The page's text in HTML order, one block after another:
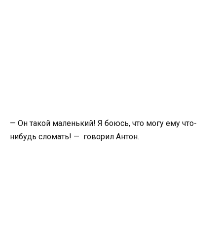
— Он такой маленький! Я боюсь, что могу ему что-
нибудь сломать! — говорил Антон.